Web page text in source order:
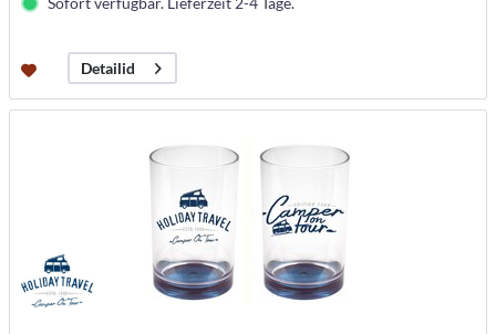
Detailid